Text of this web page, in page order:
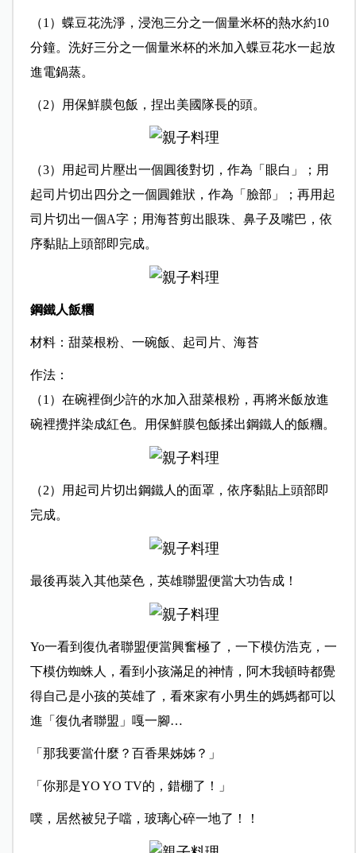
（1）蝶豆花洗淨，浸泡三分之一個量米杯的熱水約10
分鐘。洗好三分之一個量米杯的米加入蝶豆花水一起放
進電鍋蒸。
（2）用保鮮膜包飯，捏出美國隊長的頭。
（3）用起司片壓出一個圓後對切，作為「眼白」；用
起司片切出四分之一個圓錐狀，作為「臉部」；再用起
司片切出一個A字；用海苔剪出眼珠、鼻子及嘴巴，依
序黏貼上頭部即完成。
鋼鐵人飯糰
材料：甜菜根粉、一碗飯、起司片、海苔
作法：
（1）在碗裡倒少許的水加入甜菜根粉，再將米飯放進
碗裡攪拌染成紅色。用保鮮膜包飯揉出鋼鐵人的飯糰。
（2）用起司片切出鋼鐵人的面罩，依序黏貼上頭部即
完成。
最後再裝入其他菜色，英雄聯盟便當大功告成！
Yo一看到復仇者聯盟便當興奮極了，一下模仿浩克，一
下模仿蜘蛛人，看到小孩滿足的神情，阿木我頓時都覺
得自己是小孩的英雄了，看來家有小男生的媽媽都可以
進「復仇者聯盟」嘎一腳…
「那我要當什麼？百香果姊姊？」
「你那是YO YO TV的，錯棚了！」
噗，居然被兒子噹，玻璃心碎一地了！！